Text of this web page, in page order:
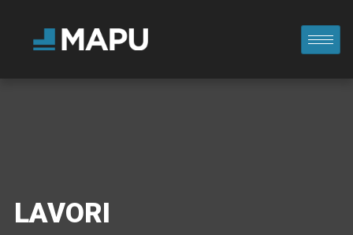
LAVORI